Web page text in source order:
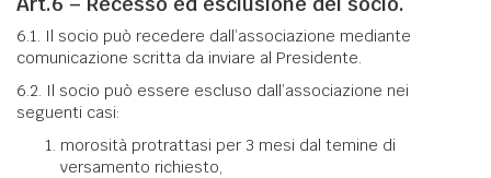
6.1. Il socio può recedere dall’associazione mediante
comunicazione scritta da inviare al Presidente.
6.2. Il socio può essere escluso dall’associazione nei
seguenti casi:
morosità protrattasi per 3 mesi dal temine di
versamento richiesto,